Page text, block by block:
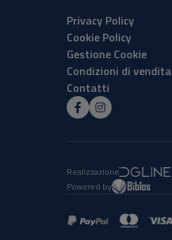
Privacy Policy
Cookie Policy
Gestione Cookie
Condizioni di vendita
Contatti
Realizzazione
Powered by